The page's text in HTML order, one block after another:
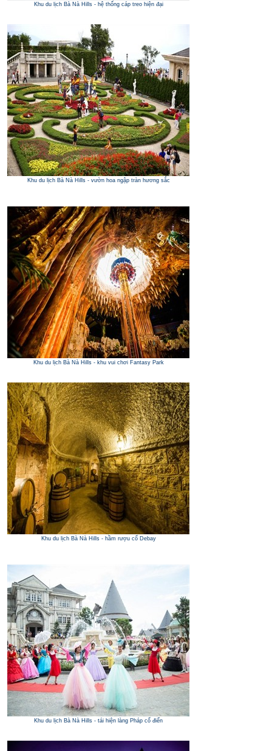
Khu du lịch Bà Nà Hills - hệ thống cáp treo hiện đại
Khu du lịch Bà Nà Hills - vườn hoa ngập tràn hương sắc
Khu du lịch Bà Nà Hills - khu vui chơi Fantasy Park
Khu du lịch Bà Nà Hills - hầm rượu cổ Debay
Khu du lịch Bà Nà Hills - tái hiện làng Pháp cổ điển